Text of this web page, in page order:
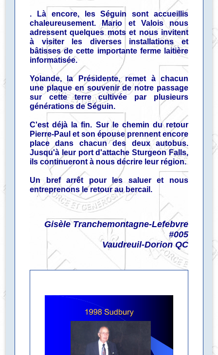
. Là encore, les Séguin sont accueillis
chaleureusement. Mario et Valois nous
adressent quelques mots et nous invitent
à visiter les diverses installations et
bâtisses de cette importante ferme laitière
informatisée.
Yolande, la Présidente, remet à chacun
une plaque en souvenir de notre passage
sur cette terre cultivée par plusieurs
générations de Séguin.
C'est déjà la fin. Sur le chemin du retour
Pierre-Paul et son épouse prennent encore
place dans chacun des deux autobus.
Jusqu'à leur port d'attache Sturgeon Falls,
ils continueront à nous décrire leur région.
Un bref arrêt pour les saluer et nous
entreprenons le retour au bercail.
Gisèle Tranchemontagne-Lefebvre
#005
Vaudreuil-Dorion QC